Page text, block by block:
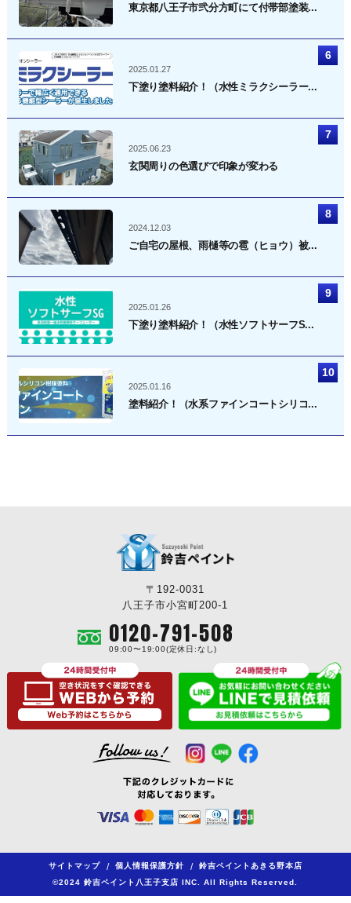
東京都八王子市弐分方町にて付帯部塗装...
2025.01.27
下塗り塗料紹介！（水性ミラクシーラー...
2025.06.23
玄関周りの色選びで印象が変わる
2024.12.03
ご自宅の屋根、雨樋等の雹（ヒョウ）被...
2025.01.26
下塗り塗料紹介！（水性ソフトサーフS...
2025.01.16
塗料紹介！（水系ファインコートシリコ...
〒192-0031
八王子市小宮町200-1
0120-791-508
09:00〜19:00(定休日:なし)
サイトマップ / 個人情報保護方針 /
鈴吉ペイントあきる野本店
©2024 鈴吉ペイント八王子支店 INC. All Rights Reserved.